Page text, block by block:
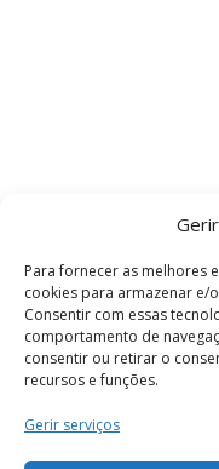
Para fornecer as melhores
cookies para armazenar e/
Consentir com essas
comportamento de
consentir ou retirar o
recursos e funções.
Gerir serviços
Termos e